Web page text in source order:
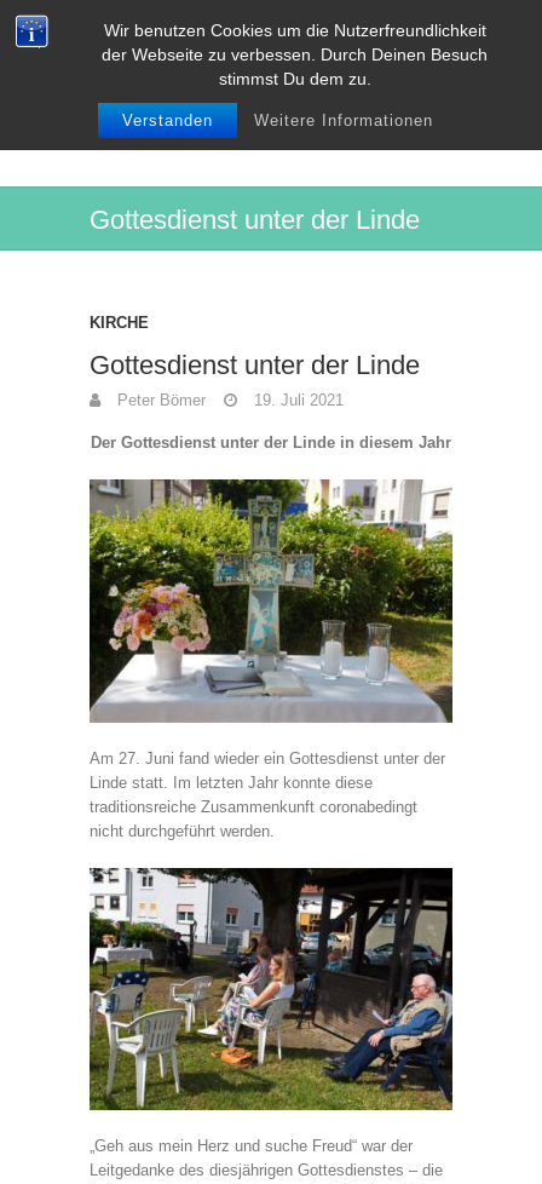
Wir benutzen Cookies um die Nutzerfreundlichkeit
der Webseite zu verbessen. Durch Deinen Besuch
stimmst Du dem zu.
Verstanden Weitere Informationen
NIEDER-
BESSINGEN
Gottesdienst unter der Linde
KIRCHE
Gottesdienst unter der Linde
Peter Bömer 19. Juli 2021
Der Gottesdienst unter der Linde in diesem Jahr
Am 27. Juni fand wieder ein Gottesdienst unter der
Linde statt. Im letzten Jahr konnte diese
traditionsreiche Zusammenkunft coronabedingt
nicht durchgeführt werden.
„Geh aus mein Herz und suche Freud“ war der
Leitgedanke des diesjährigen Gottesdienstes – die